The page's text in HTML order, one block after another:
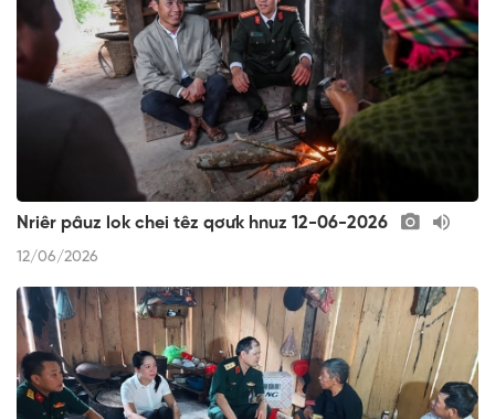
Nriêr pâuz lok chei têz qơưk hnuz 12-06-2026
12/06/2026